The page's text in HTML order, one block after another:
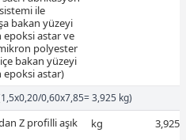
ile
bakan yüzeyi
astar ve
polyester
bakan yüzeyi
epoksi astar)
0,60x7,85= 3,925 kg)
Z profilli aşık
kg 3,925